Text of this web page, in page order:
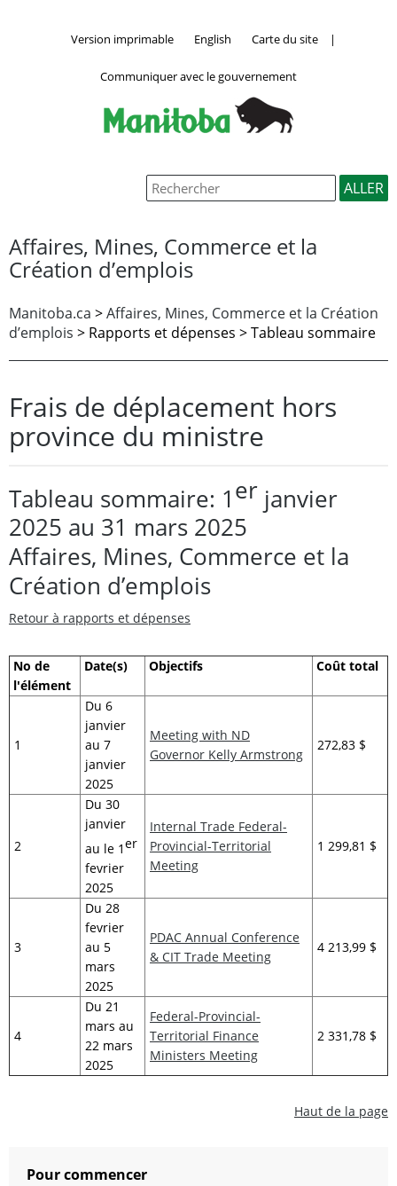
Version imprimable English Carte du site |
Communiquer avec le gouvernement
Affaires, Mines, Commerce et la
Création d’emplois
Manitoba.ca >Affaires, Mines, Commerce et la Création
d’emplois > Rapports et dépenses > Tableau sommaire
Frais de déplacement hors
province du ministre
Tableau sommaire: 1 er janvier
2025 au 31 mars 2025
Affaires, Mines, Commerce et la
Création d’emplois
Retour à rapports et dépenses
No de
l'élément
Date(s) Objectifs Coût total
1
Du 6
janvier
au 7
janvier
2025
Meeting with ND
Governor Kelly Armstrong
272,83 $
2
Du 30
janvier
au le 1er
fevrier
2025
Internal Trade Federal-
Provincial-Territorial
Meeting
1 299,81 $
3
Du 28
fevrier
au 5
mars
2025
PDAC Annual Conference
& CIT Trade Meeting
4 213,99 $
4
Du 21
mars au
22 mars
2025
Federal-Provincial-
Territorial Finance
Ministers Meeting
2 331,78 $
Haut de la page
Pour commencer